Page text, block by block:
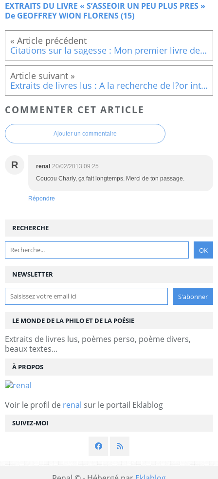
EXTRAITS DU LIVRE « S’ASSEOIR UN PEU PLUS PRES »
De GEOFFREY WION FLORENS (15)
Citations sur la sagesse : Mon premier livre de sagesse de Michel Piquemal (4)
Extraits de livres lus : A la recherche de l?or intérieur » D?Anselm Grün (Le silence et le pardon)
COMMENTER CET ARTICLE
Ajouter un commentaire
R renal 20/02/2013 09:25
Coucou Charly, ça fait longtemps. Merci de ton passage.
Répondre
NEWSLETTER
SUIVEZ-MOI
RECHERCHE
LE MONDE DE LA PHILO ET DE LA POÉSIE
Extraits de livres lus, poèmes perso, poème divers,
beaux textes...
À PROPOS
Voir le profil de renal sur le portail Eklablog